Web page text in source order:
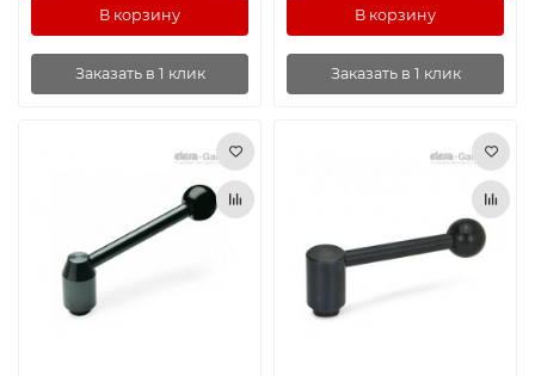
В корзину
Заказать в 1 клик
В корзину
Заказать в 1 клик